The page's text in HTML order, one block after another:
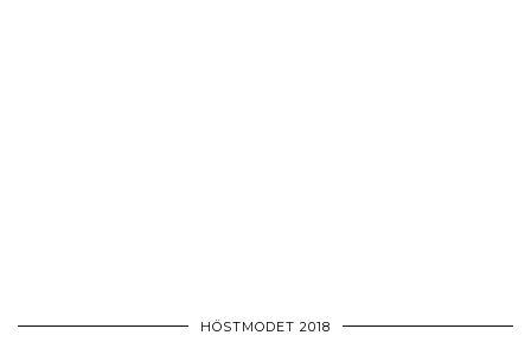
HÖSTMODET 2018